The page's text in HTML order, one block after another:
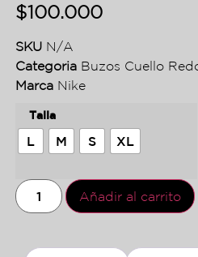
$100.000
SKU N/A
Categoria Buzos Cuello
Marca Nike
Talla
L M S XL
Añadir al carrito